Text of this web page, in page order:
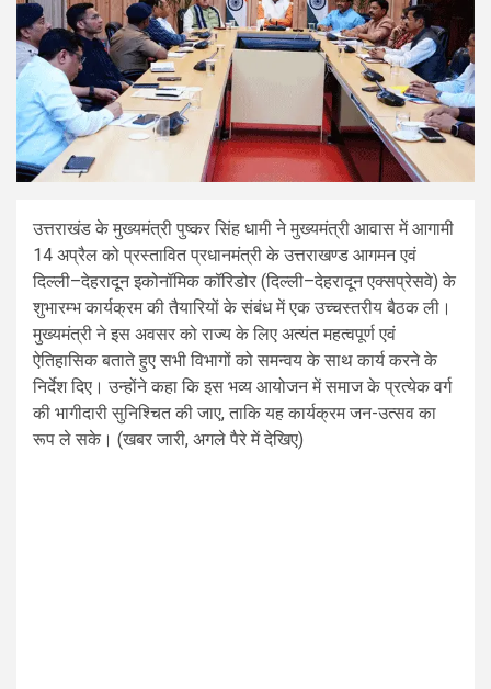
उत्तराखंड के मुख्यमंत्री पुष्कर सिंह धामी ने मुख्यमंत्री आवास में आगामी
14 अप्रैल को प्रस्तावित प्रधानमंत्री के उत्तराखण्ड आगमन एवं
दिल्ली–देहरादून इकोनॉमिक कॉरिडोर (दिल्ली–देहरादून एक्सप्रेसवे) के
शुभारम्भ कार्यक्रम की तैयारियों के संबंध में एक उच्चस्तरीय बैठक ली।
मुख्यमंत्री ने इस अवसर को राज्य के लिए अत्यंत महत्वपूर्ण एवं
ऐतिहासिक बताते हुए सभी विभागों को समन्वय के साथ कार्य करने के
निर्देश दिए। उन्होंने कहा कि इस भव्य आयोजन में समाज के प्रत्येक वर्ग
की भागीदारी सुनिश्चित की जाए, ताकि यह कार्यक्रम जन-उत्सव का
रूप ले सके। (खबर जारी, अगले पैरे में देखिए)